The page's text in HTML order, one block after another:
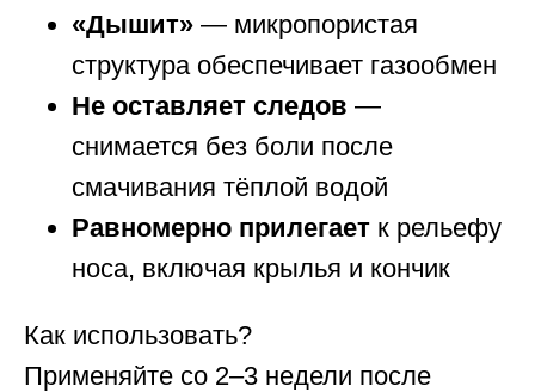
«Дышит» — микропористая
структура обеспечивает газообмен
Не оставляет следов —
снимается без боли после
смачивания тёплой водой
Равномерно прилегает к рельефу
носа, включая крылья и кончик
Как использовать?
Применяйте со 2–3 недели после